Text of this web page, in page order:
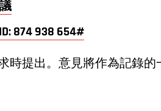
874 938 654#
時提出。意見將作為記錄的